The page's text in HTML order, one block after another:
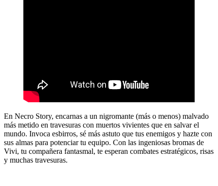
En Necro Story, encarnas a un nigromante (más o menos) malvado
más metido en travesuras con muertos vivientes que en salvar el
mundo. Invoca esbirros, sé más astuto que tus enemigos y hazte con
sus almas para potenciar tu equipo. Con las ingeniosas bromas de
Vivi, tu compañera fantasmal, te esperan combates estratégicos, risas
y muchas travesuras.